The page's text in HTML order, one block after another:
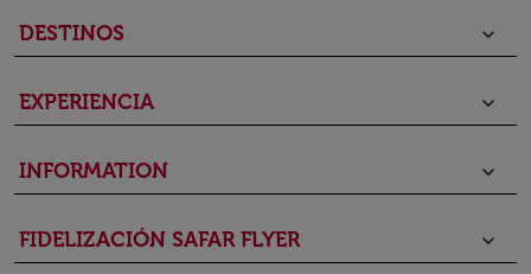
DESTINOS keyboard_arrow_down
EXPERIENCIA keyboard_arrow_down
INFORMATION keyboard_arrow_down
FIDELIZACIÓN SAFAR FLYER keyboard_arrow_down